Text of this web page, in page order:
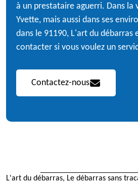
à un prestataire aguerri. Dans la
Yvette, mais aussi dans ses
dans le 91190, L'art du débarras
contacter si vous voulez un
Contactez-nous
L'art du débarras, Le débarras sans